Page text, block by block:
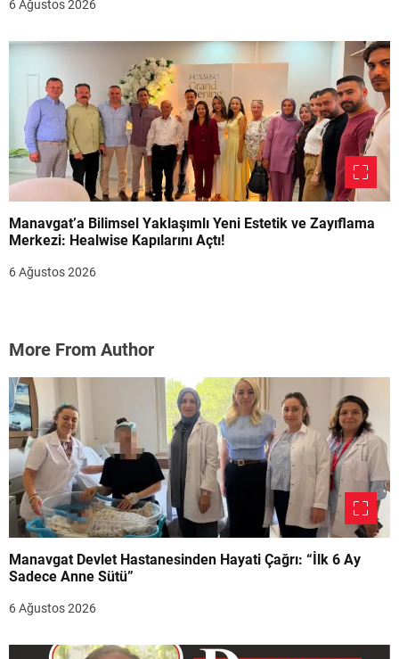
6 Ağustos 2026
Manavgat’a Bilimsel Yaklaşımlı Yeni Estetik ve Zayıflama
Merkezi: Healwise Kapılarını Açtı!
6 Ağustos 2026
More From Author
Manavgat Devlet Hastanesinden Hayati Çağrı: “İlk 6 Ay
Sadece Anne Sütü”
6 Ağustos 2026